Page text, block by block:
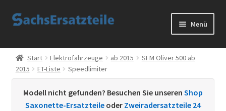
Zur
Zum
Menü
Start
AGB
Datenschutzerklärung
Start Elektrofahrzeuge ab 2015
SFM Oliver 500 ab
2015
ET-Liste Speedlimiter
Modell nicht gefunden? Besuchen Sie unseren Shop
Saxonette-Ersatzteile oder Zweiradersatzteile 24